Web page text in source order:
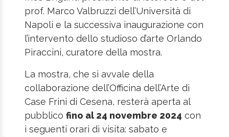
prof. Marco Valbruzzi dell’Università di
Napoli e la successiva inaugurazione con
l’intervento dello studioso d’arte Orlando
Piraccini, curatore della mostra.
La mostra, che si avvale della
collaborazione dell’Officina dell’Arte di
Case Frini di Cesena, resterà aperta al
pubblico fino al 24 novembre 2024 con
i seguenti orari di visita: sabato e